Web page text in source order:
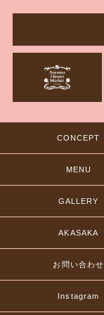
CONCEPT
MENU
GALLERY
AKASAKA
お問い合わせ
Instagram